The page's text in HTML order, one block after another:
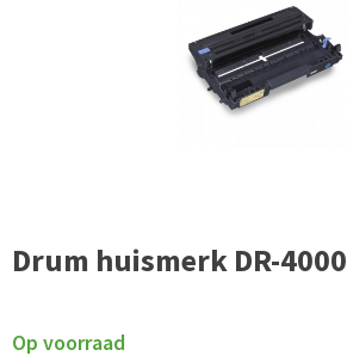
Drum huismerk DR-4000
Op voorraad